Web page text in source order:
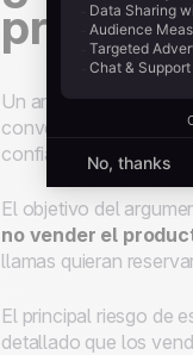
Un argumento de
conversación con los
confianza y, por lo
El objetivo del
no vender el
llamas quieran
El principal riesgo de
detallado que los